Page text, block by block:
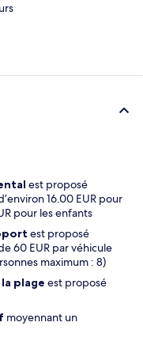
est proposé
16.00 EUR pour
pour les enfants
est proposé
60 EUR par véhicule
maximum : 8)
plage est proposé
moyennant un